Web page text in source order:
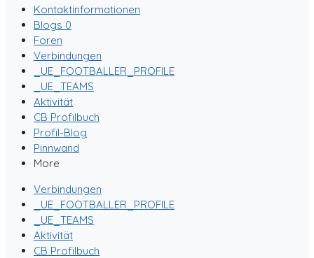
Kontaktinformationen
Blogs 0
Foren
Verbindungen
_UE_FOOTBALLER_PROFILE
_UE_TEAMS
Aktivität
CB Profilbuch
Profil-Blog
Pinnwand
More
Verbindungen
_UE_FOOTBALLER_PROFILE
_UE_TEAMS
Aktivität
CB Profilbuch